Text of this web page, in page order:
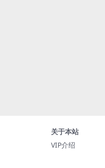
关于本站
VIP介绍